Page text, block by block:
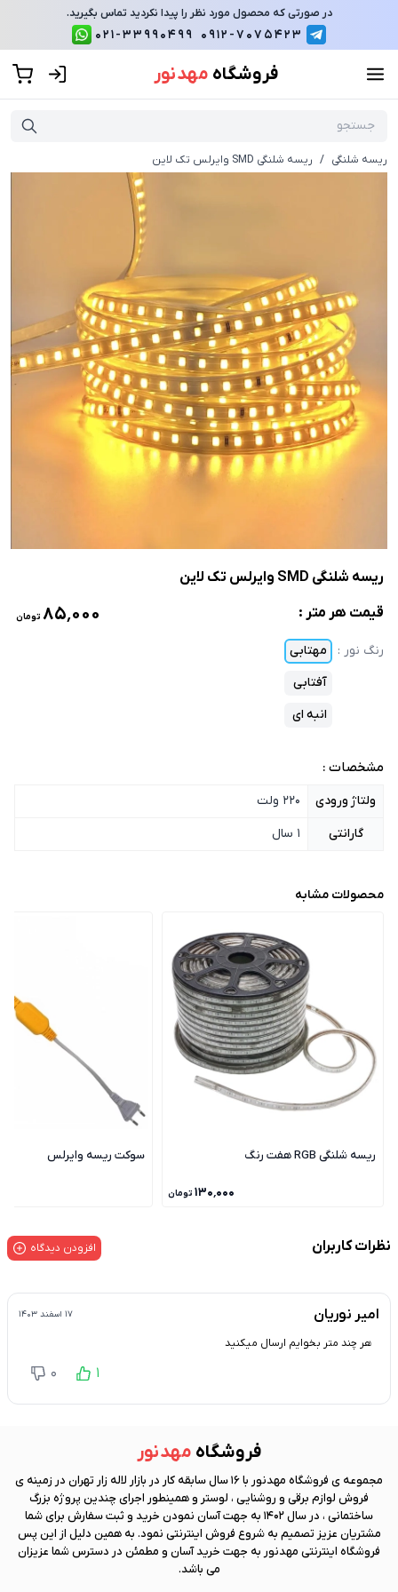
در صورتی که محصول مورد نظر را پیدا نکردید تماس بگیرید.
0912-7075423
021-33990499
فروشگاه مهد نور
ریسه شلنگی / ریسه شلنگی SMD وایرلس تک لاین
ریسه شلنگی SMD وایرلس تک لاین
قیمت هر متر :
۸۵٬۰۰۰ تومان
رنگ نور :
مهتابی
آفتابی
انبه ای
مشخصات :
ولتاژ ورودی
220 ولت
گارانتی
1 سال
محصولات مشابه
ریسه شلنگی RGB هفت رنگ
۱۳۰٬۰۰۰ تومان
سوکت ریسه وایرلس
نظرات کاربران افزودن دیدگاه
امیر نوریان ۱۷ اسفند ۱۴۰۳
هر چند متر بخوایم ارسال میکنید
1
0
فروشگاه مهد نور
مجموعه ی فروشگاه مهد نور
با 16 سال سابقه کار در بازار لاله زار تهران در زمینه ی
فروش لوازم برقی و روشنایی ، لوستر و همینطور اجرای چندین پروژه بزرگ
ساختمانی ، در سال 1402 به جهت آسان نمودن خرید و ثبت سفارش برای شما
مشتریان عزیز تصمیم به شروع فروش اینترنتی نمود. به همین دلیل از این پس
فروشگاه اینترنتی مهد نور به جهت خرید آسان و مطمئن در دسترس شما عزیزان
می باشد.